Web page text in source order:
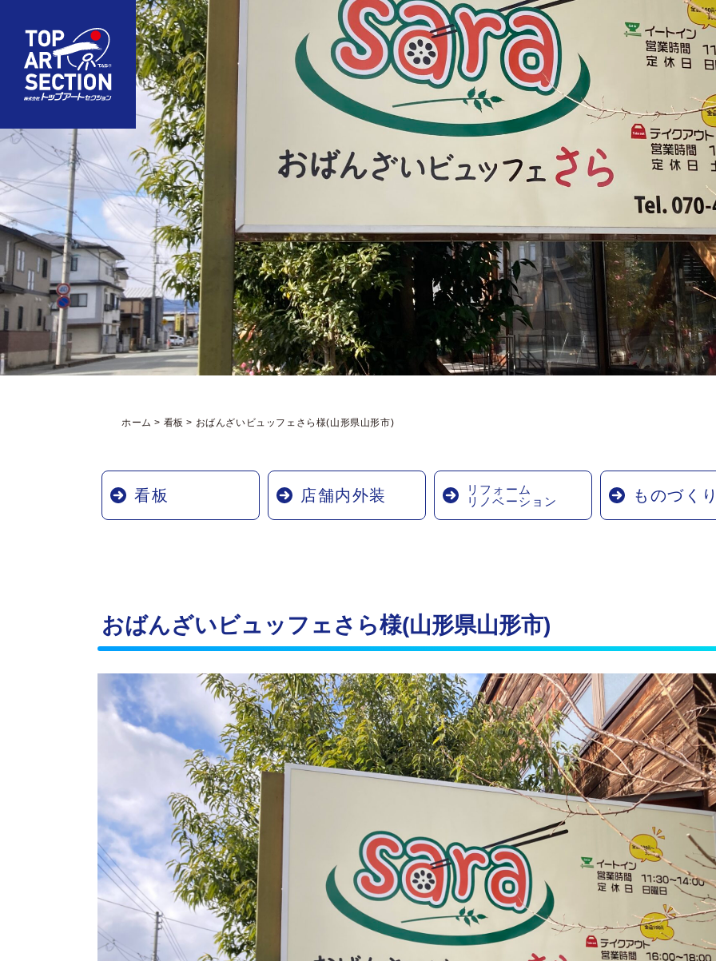
ホーム > 看板 > おばんざいビュッフェさら様(山形県山形市)
看板 店舗内外装
リフォーム
リノベーション
ものづく
おばんざいビュッフェさら様(山形県山形市)